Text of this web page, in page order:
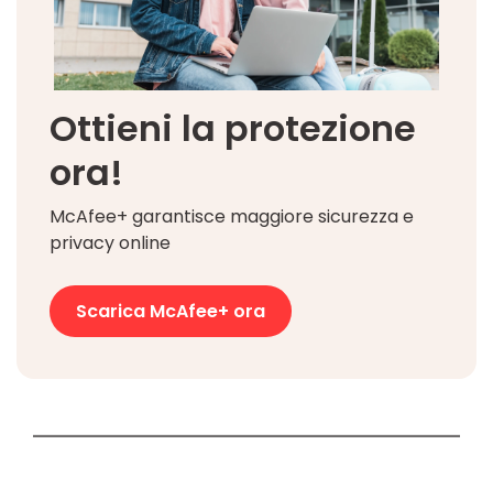
Ottieni la protezione
ora!
McAfee+ garantisce maggiore sicurezza e
privacy online
Scarica McAfee+ ora